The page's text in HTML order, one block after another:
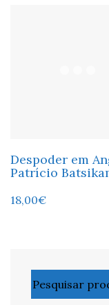
Despoder em
Patrício
18,00€
por: